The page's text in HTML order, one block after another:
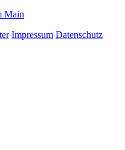
Main
Impressum Datenschutz